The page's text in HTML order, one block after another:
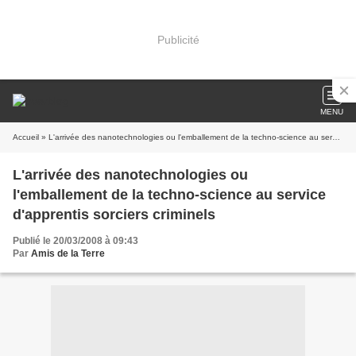
Publicité
MENU
Accueil » L'arrivée des nanotechnologies ou l'emballement de la techno-science au service d'apprentis sorciers criminels
L'arrivée des nanotechnologies ou
l'emballement de la techno-science au service
d'apprentis sorciers criminels
Publié le 20/03/2008 à 09:43
Par Amis de la Terre